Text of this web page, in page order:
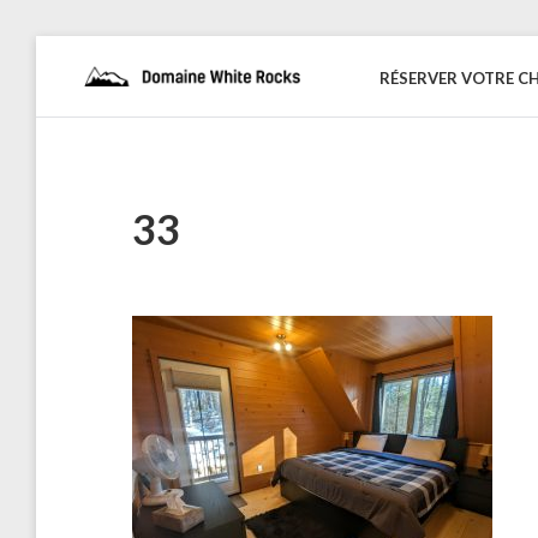
DOMAINE
WHITE
Location
RÉSERVER VOTRE
33